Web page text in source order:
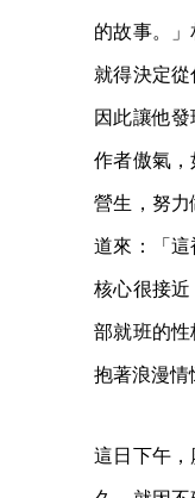
的故事。
就得決定
因此讓他
作者傲氣
營生，努
道來：「
核心很接
部就班的
抱著浪漫情
這日下午